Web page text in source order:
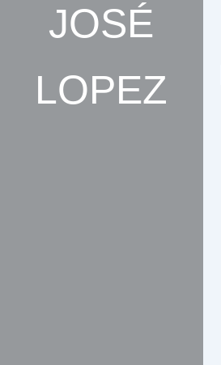
JOSÉ
LOPEZ